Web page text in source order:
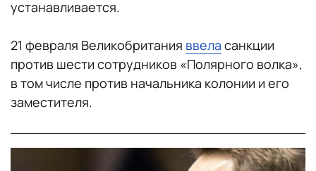
устанавливается.
21 февраля Великобритания ввела санкции
против шести сотрудников «Полярного волка»,
в том числе против начальника колонии и его
заместителя.